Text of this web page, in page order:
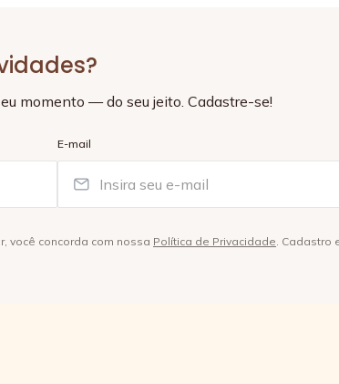
momento — do seu jeito. Cadastre-se!
E-mail
você concorda com nossa Política de Privacidade. Cadastro